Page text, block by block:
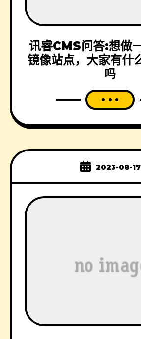
讯睿CMS问答:想做
镜像站点，大家有什
吗
2023-08-17